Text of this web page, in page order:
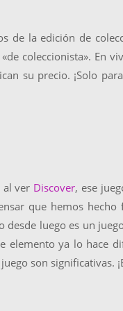
de la edición de
coleccionista». En
su precio. ¡Solo
al ver Discover, ese
que hemos
desde luego es un
elemento ya lo hace
son significativas.